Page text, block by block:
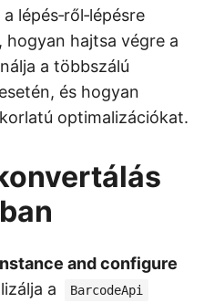
lépés‑ről‑lépésre
hajtsa végre a
a többszálú
és hogyan
optimalizációkat.
and configure
a BarcodeApi